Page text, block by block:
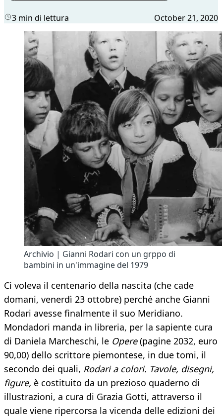
3 min di lettura October 21, 2020
Archivio | Gianni Rodari con un grppo di
bambini in un'immagine del 1979
Ci voleva il centenario della nascita (che cade
domani, venerdì 23 ottobre) perché anche Gianni
Rodari avesse finalmente il suo Meridiano.
Mondadori manda in libreria, per la sapiente cura
di Daniela Marcheschi, le Opere(pagine 2032, euro
90,00) dello scrittore piemontese, in due tomi, il
secondo dei quali, Rodari a colori. Tavole, disegni,
figure, è costituito da un prezioso quaderno di
illustrazioni, a cura di Grazia Gotti, attraverso il
quale viene ripercorsa la vicenda delle edizioni dei